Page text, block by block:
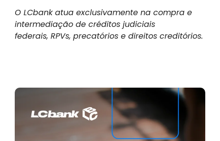
O LCbank atua exclusivamente na compra e
intermediação de créditos judiciais
federais, RPVs, precatórios e direitos creditórios.